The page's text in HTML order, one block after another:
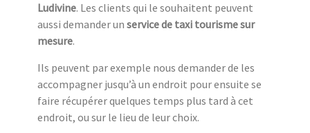
Ludivine. Les clients qui le souhaitent peuvent
aussi demander un service de taxi tourisme sur
mesure.
Ils peuvent par exemple nous demander de les
accompagner jusqu’à un endroit pour ensuite se
faire récupérer quelques temps plus tard à cet
endroit, ou sur le lieu de leur choix.